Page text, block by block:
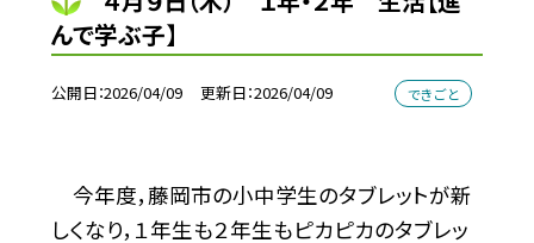
んで学ぶ子】
公開日 2026/04/09 更新日 2026/04/09 できごと
今年度，藤岡市の小中学生のタブレットが新
しくなり，１年生も２年生もピカピカのタブレッ